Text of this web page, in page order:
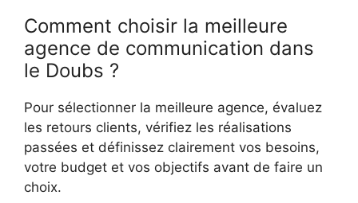
Comment choisir la meilleure
agence de communication dans
le Doubs ?
Pour sélectionner la meilleure agence, évaluez
les retours clients, vérifiez les réalisations
passées et définissez clairement vos besoins,
votre budget et vos objectifs avant de faire un
choix.